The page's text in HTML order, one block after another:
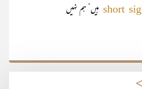
short ہیں‘ ہم نہیں